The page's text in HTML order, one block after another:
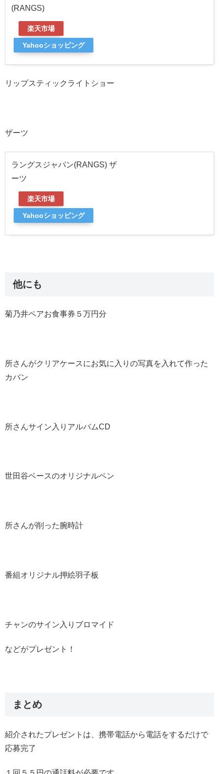
(RANGS)
楽天市場
Yahooショッピング
リップスティックライトショー
ザーツ
ラングスジャパン(RANGS) ザ
ーツ
楽天市場
Yahooショッピング
他にも
菊乃井ペアお食事券５万円分
所さんがクリアケースにお気に入りの写真を入れて作った
カバン
所さんサイン入りアルバムCD
世田谷ベースのオリジナルペン
所さんが削った腕時計
番組オリジナル押絵羽子板
チャンのサイン入りブロマイド
などがプレゼント！
まとめ
紹介されたプレゼントは、携帯電話から電話をするだけで
応募完了